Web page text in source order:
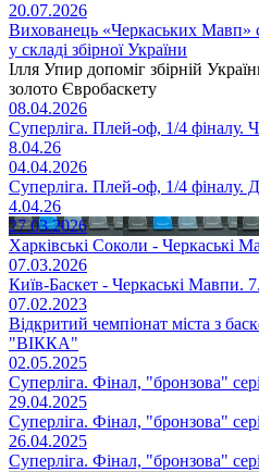
20.07.2026
Вихованець «Черкаських Мавп»
у складі збірної України
Ілля Упир допоміг збірній
золото Євробаскету
08.04.2026
Суперліга. Плей-оф, 1/4 фіналу.
8.04.26
04.04.2026
Суперліга. Плей-оф, 1/4 фіналу.
4.04.26
27.03.2026
Харківські Соколи - Черкаські
07.03.2026
Київ-Баскет - Черкаські Мавпи.
07.02.2023
Відкритий чемпіонат міста з
"ВІККА"
02.05.2025
Суперліга. Фінал, "бронзова"
29.04.2025
Суперліга. Фінал, "бронзова"
26.04.2025
Суперліга. Фінал, "бронзова"